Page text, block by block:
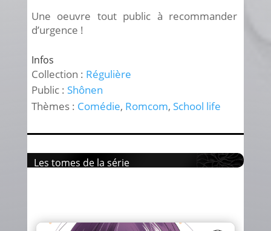
Une oeuvre tout public à recommander
d’urgence !
Infos
Collection : Régulière
Public : Shônen
Thèmes : Comédie, Romcom, School life
Les tomes de la série